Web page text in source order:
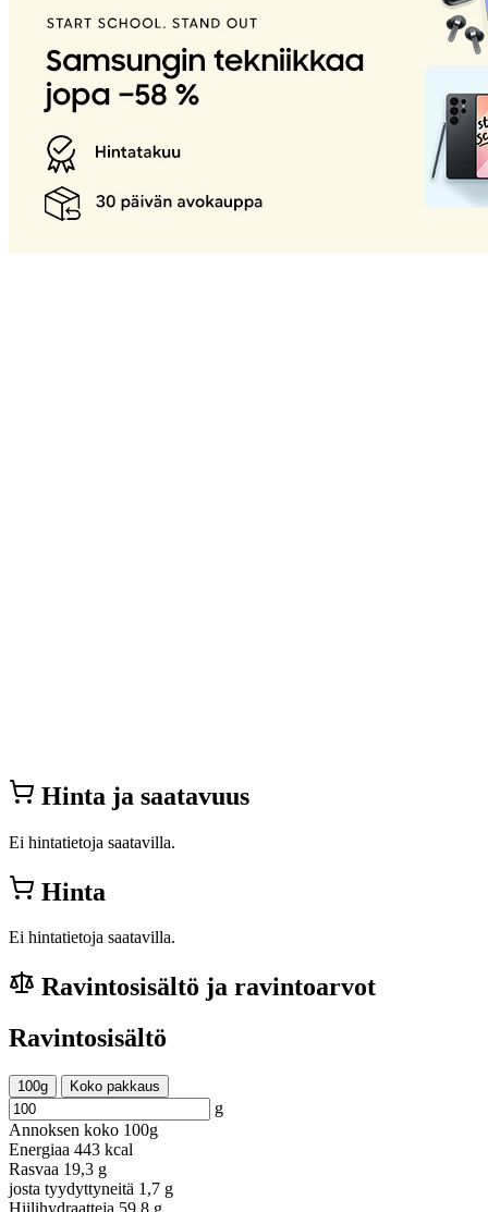
Hinta ja saatavuus
Ei hintatietoja saatavilla.
Hinta
Ei hintatietoja saatavilla.
Ravintosisältö ja ravintoarvot
Ravintosisältö
100g Koko pakkaus
g
Annoksen koko 100g
Energiaa 443 kcal
Rasvaa 19,3 g
josta tyydyttyneitä 1,7 g